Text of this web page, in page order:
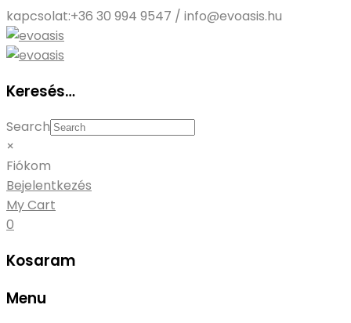
kapcsolat:+36 30 994 9547 / info@evoasis.hu
Keresés…
Search
×
Fiókom
Bejelentkezés
My Cart
0
Kosaram
Menu